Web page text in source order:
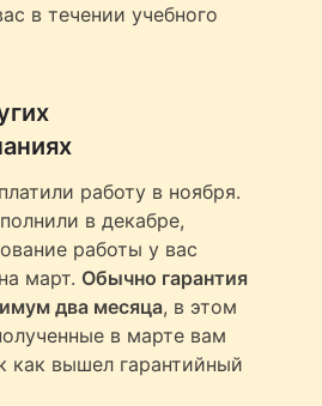
в течении учебного
работу в ноября.
в декабре,
работы у вас
март. Обычно гарантия
два месяца, в этом
в марте вам
как вышел гарантийный